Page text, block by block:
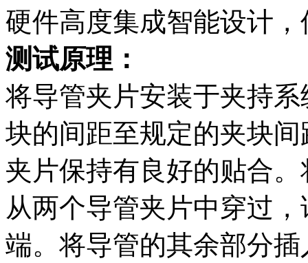
硬件高度集成智能设计
测试原理：
将导管夹片安装于夹持
块的间距至规定的夹块
夹片保持有良好的贴合
从两个导管夹片中穿过
端。将导管的其余部分